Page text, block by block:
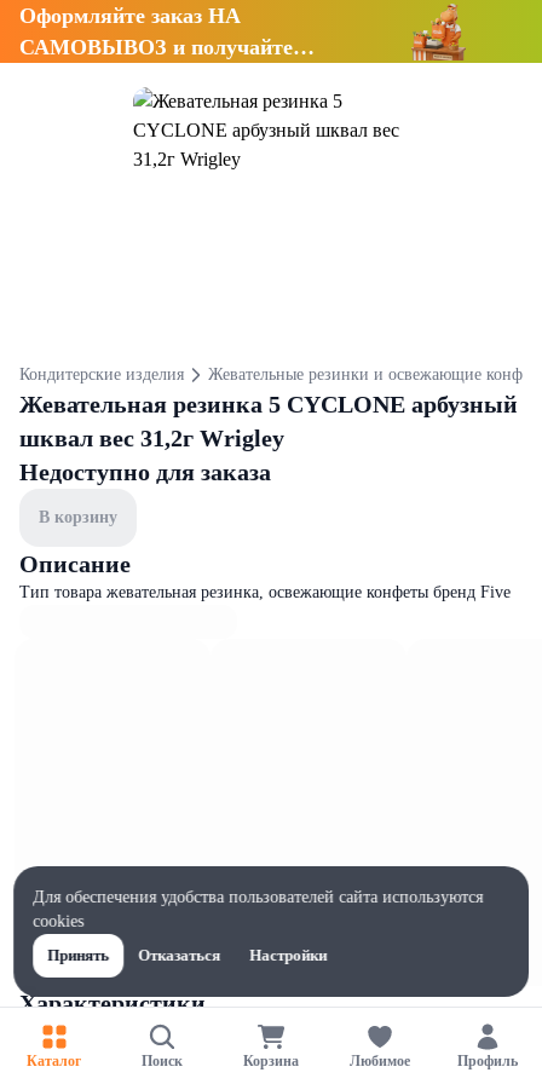
Оформляйте заказ НА
САМОВЫВОЗ и получайте
Кондитерские изделия Жевательные резинки и освежающие
Жевательная резинка 5 CYCLONE арбузный
шквал вес 31,2г Wrigley
Недоступно для заказа
В корзину
Описание
Тип товара жевательная резинка, освежающие конфеты бренд Five
Характеристики
Ширина, мм
80
Каталог Поиск Корзина Любимое Профиль
Для обеспечения удобства пользователей сайта используются
cookies
Принять
Отказаться Настройки